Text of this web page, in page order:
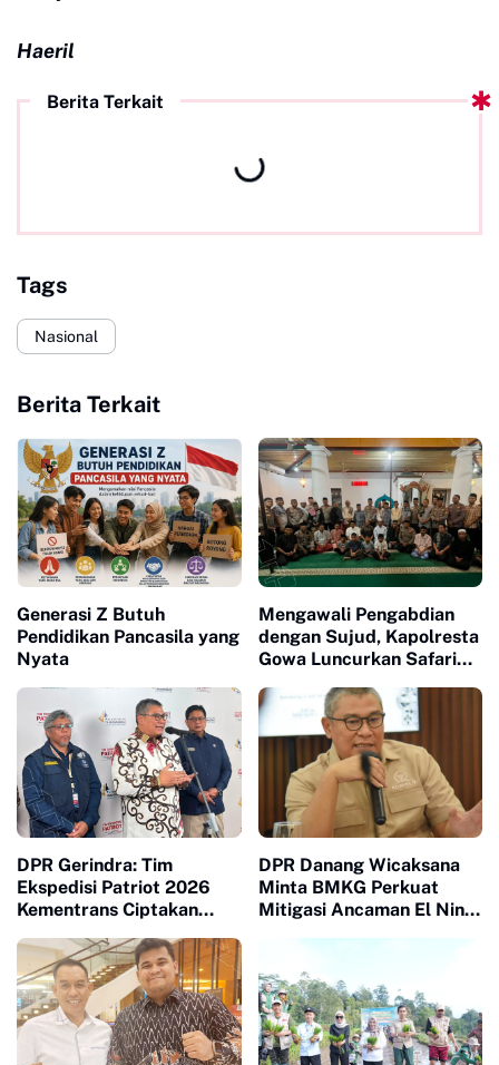
Haeril
Berita Terkait
Tags
Nasional
Berita Terkait
Generasi Z Butuh
Pendidikan Pancasila yang
Nyata
Mengawali Pengabdian
dengan Sujud, Kapolresta
Gowa Luncurkan Safari
Qur'an di Masjid Tua
DPR Gerindra: Tim
Ekspedisi Patriot 2026
Kementrans Ciptakan
Baru di Kawasan
Transmigrasi
DPR Danang Wicaksana
Minta BMKG Perkuat
Mitigasi Ancaman El Nino